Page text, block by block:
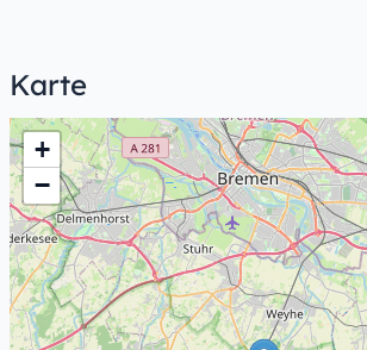
Karte
+
−